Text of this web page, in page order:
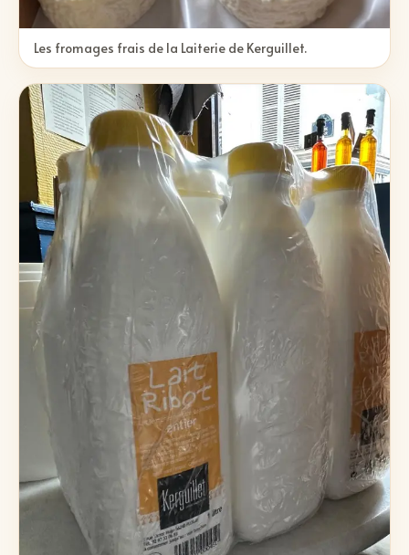
Les fromages frais de la Laiterie de Kerguillet.